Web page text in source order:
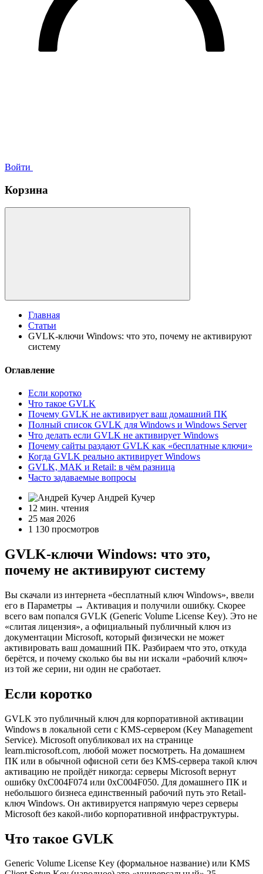
Войти
Корзина
Главная
Статьи
GVLK-ключи Windows: что это, почему не активируют
систему
Оглавление
Если коротко
Что такое GVLK
Почему GVLK не активирует ваш домашний ПК
Полный список GVLK для Windows и Windows Server
Что делать если GVLK не активирует Windows
Почему сайты раздают GVLK как «бесплатные ключи»
Когда GVLK реально активирует Windows
GVLK, MAK и Retail: в чём разница
Часто задаваемые вопросы
Андрей Кучер
12 мин. чтения
25 мая 2026
1 130 просмотров
GVLK-ключи Windows: что это,
почему не активируют систему
Вы скачали из интернета «бесплатный ключ Windows», ввели
его в Параметры → Активация и получили ошибку. Скорее
всего вам попался GVLK (Generic Volume License Key). Это не
«слитая лицензия», а официальный публичный ключ из
документации Microsoft, который физически не может
активировать ваш домашний ПК. Разбираем что это, откуда
берётся, и почему сколько бы вы ни искали «рабочий ключ»
из той же серии, ни один не сработает.
Если коротко
GVLK это публичный ключ для корпоративной активации
Windows в локальной сети с KMS-сервером (Key Management
Service). Microsoft опубликовал их на странице
learn.microsoft.com, любой может посмотреть. На домашнем
ПК или в обычной офисной сети без KMS-сервера такой ключ
активацию не пройдёт никогда: серверы Microsoft вернут
ошибку 0xC004F074 или 0xC004F050. Для домашнего ПК и
небольшого бизнеса единственный рабочий путь это Retail-
ключ Windows. Он активируется напрямую через серверы
Microsoft без какой-либо корпоративной инфраструктуры.
Что такое GVLK
Generic Volume License Key (формальное название) или KMS